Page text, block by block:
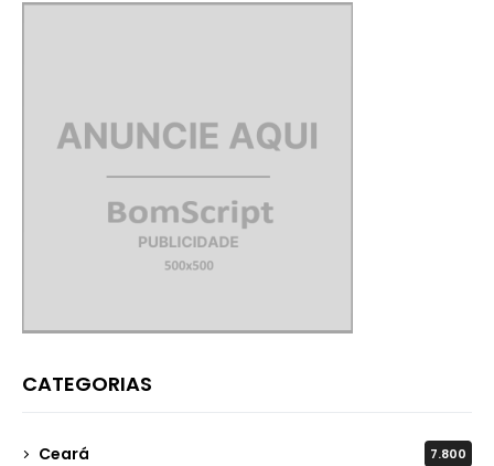
CATEGORIAS
Ceará 7.800